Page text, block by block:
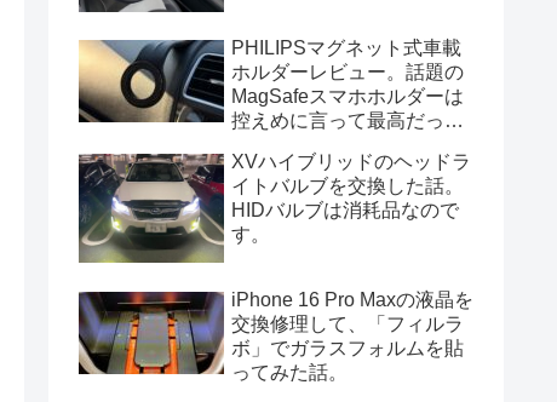
PHILIPSマグネット式車載
ホルダーレビュー。話題の
MagSafeスマホホルダーは
控えめに言って最高だっ
XVハイブリッドのヘッドラ
イトバルブを交換した話。
HIDバルブは消耗品なので
す。
iPhone 16 Pro Maxの液晶を
交換修理して、「フィルラ
ボ」でガラスフォルムを貼
ってみた話。